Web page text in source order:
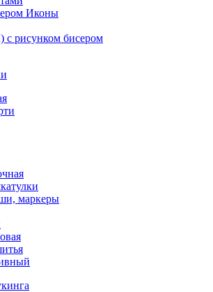
Иконы
с рисунком бисером
маркеры